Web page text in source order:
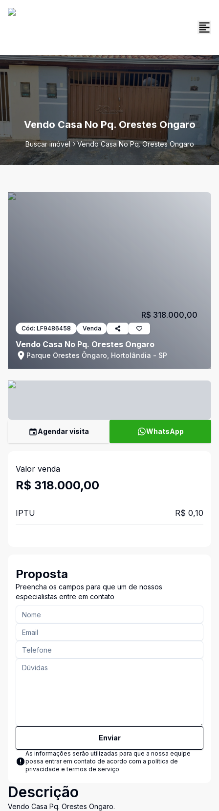
Vendo Casa No Pq. Orestes Ongaro
Buscar imóvel Vendo Casa No Pq. Orestes Ongaro
Cód: LF9486458 Venda
Vendo Casa No Pq. Orestes Ongaro
Parque Orestes Ôngaro, Hortolândia - SP
R$ 318.000,00
Agendar visita WhatsApp
Valor venda
R$ 318.000,00
IPTU R$ 0,10
Proposta
Preencha os campos para que um de nossos
especialistas entre em contato
Enviar
As informações serão utilizadas para que a nossa equipe
possa entrar em contato de acordo com a política de
privacidade e termos de serviço
Descrição
Vendo Casa Pq. Orestes Ongaro.